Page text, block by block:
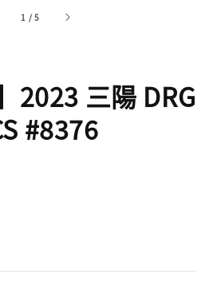
1 /5
2023 三陽 DRG
#8376